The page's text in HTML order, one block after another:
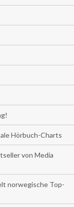
Hörbuch-Charts
von Media
norwegische Top-